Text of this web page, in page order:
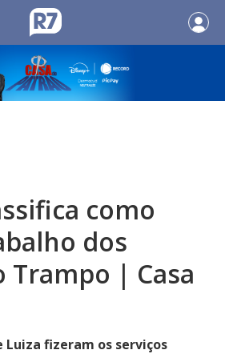
como
dos
Trampo | Casa
Luiza fizeram os serviços